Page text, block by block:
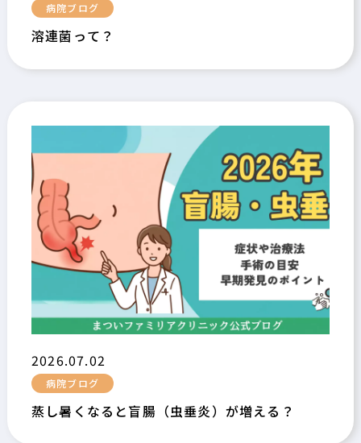
病院ブログ
溶連菌って？
2026.07.02
病院ブログ
蒸し暑くなると盲腸（虫垂炎）が増える？